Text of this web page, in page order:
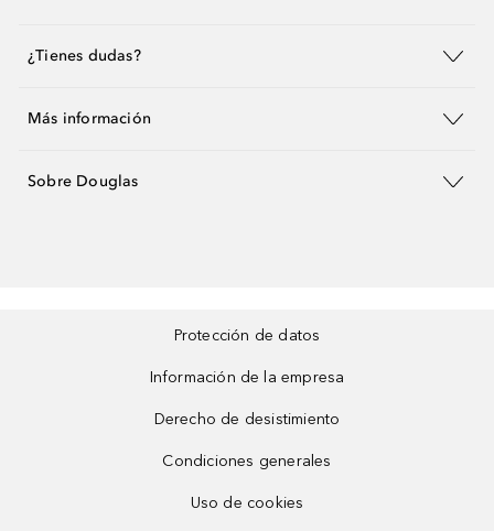
¿Tienes dudas?
Más información
Sobre Douglas
Protección de datos
Información de la empresa
Derecho de desistimiento
Condiciones generales
Uso de cookies